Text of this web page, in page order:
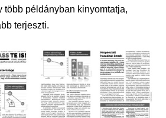
több példányban kinyomtatja,
terjeszti.